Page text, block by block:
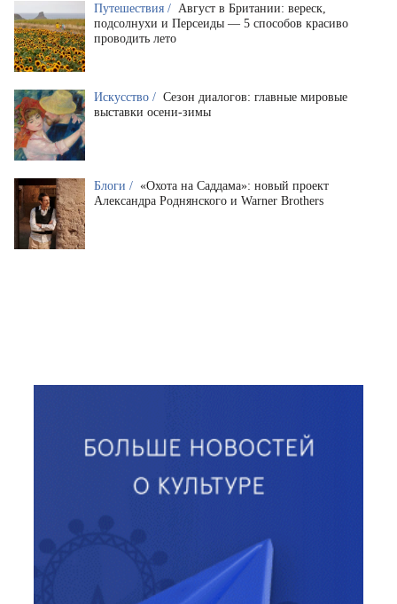
Путешествия / Август в Британии: вереск,
подсолнухи и Персеиды — 5 способов красиво
проводить лето
Искусство / Сезон диалогов: главные мировые
выставки осени-зимы
Блоги / «Охота на Саддама»: новый проект
Александра Роднянского и Warner Brothers